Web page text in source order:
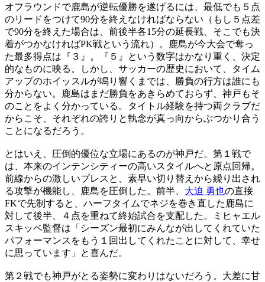
オフラウンドで鹿島が逆転優勝を遂げるには、最低でも５点
のリードをつけて90分を終えなければならない（もし５点差
で90分を終えた場合は、前後半各15分の延長戦、そこでも決
着がつかなければPK戦という流れ）。鹿島が今大会で奪っ
た最多得点は『３』。『５』という数字はかなり重く、決定
的なものに映る。しかし、サッカーの歴史において、タイム
アップのホイッスルが鳴り響くまでは、勝負の行方は誰にも
分からない。鹿島はまだ勝負をあきらめておらず、神戸もそ
のことをよく分かっている。タイトル経験を持つ両クラブだ
からこそ、それぞれの誇りと執念が真っ向からぶつかり合う
ことになるだろう。
とはいえ、圧倒的優位な立場にあるのが神戸だ。第１戦で
は、本来のインテンシティーの高いスタイルへと原点回帰。
前線からの激しいプレスと、素早い切り替えから繰り出され
る攻撃が機能し、鹿島を圧倒した。前半、 大迫 勇也の直接
FKで先制すると、ハーフタイムでネジを巻き直した鹿島に
対して後半、４点を重ねて終始試合を支配した。ミヒャエル
スキッベ監督は「シーズン最初にみんなが出してくれていた
パフォーマンスをもう１回出してくれたことに対して、幸せ
に思っています」と喜んだ。
第２戦でも神戸がとる姿勢に変わりはないだろう。大差に甘